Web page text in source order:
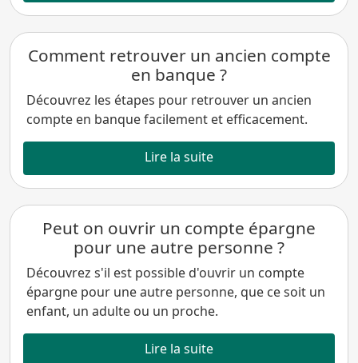
Comment retrouver un ancien compte
en banque ?
Découvrez les étapes pour retrouver un ancien
compte en banque facilement et efficacement.
Lire la suite
Peut on ouvrir un compte épargne
pour une autre personne ?
Découvrez s'il est possible d'ouvrir un compte
épargne pour une autre personne, que ce soit un
enfant, un adulte ou un proche.
Lire la suite